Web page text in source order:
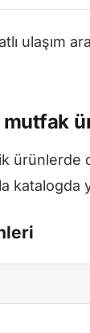
ulaşım
mutfak
katalogda